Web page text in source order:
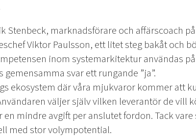
Stenbeck, marknadsförare och affärscoach
Viktor Paulsson, ett litet steg bakåt och
inom systemarkitektur användas
svar ett rungande ”ja”.
ekosystem där våra mjukvaror kommer att
väljer själv vilken leverantör de vill
mindre avgift per anslutet fordon. Tack
med stor volympotential.